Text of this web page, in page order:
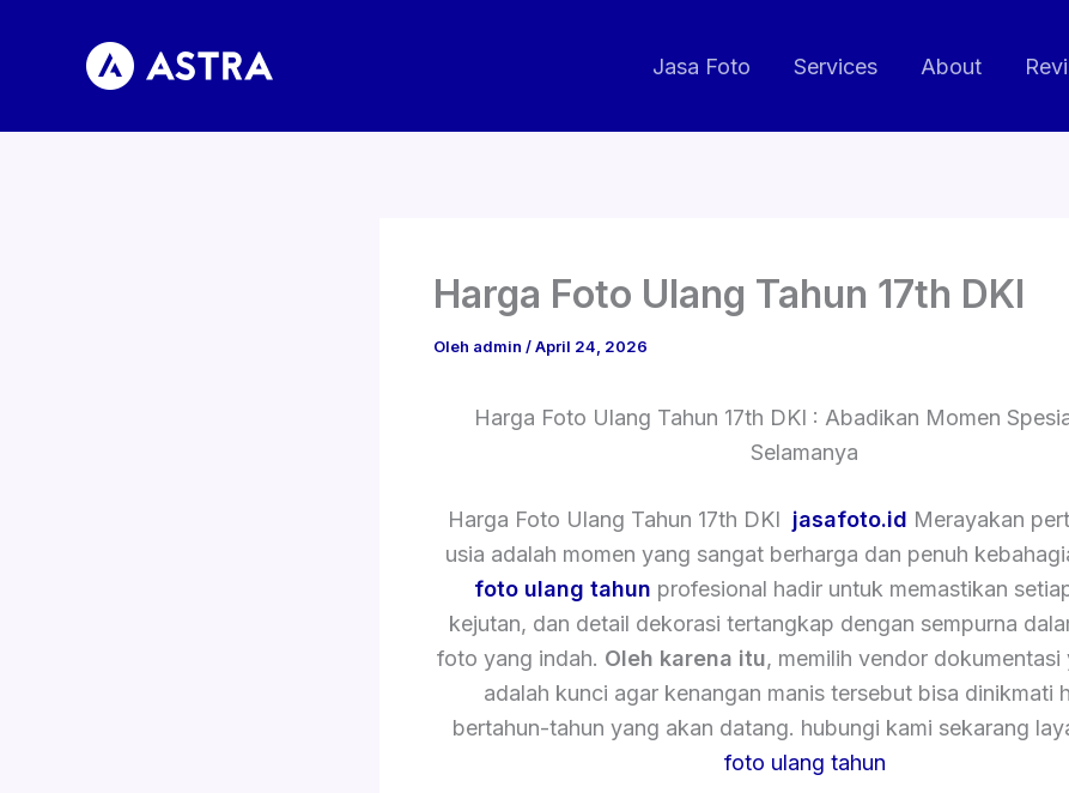
Jasa Foto Services About
Harga Foto Ulang Tahun 17th DKI
Oleh admin /April 24, 2026
Harga Foto Ulang Tahun 17th DKI : Abadikan Momen
Selamanya
Harga Foto Ulang Tahun 17th DKI jasafoto.id Merayakan
usia adalah momen yang sangat berharga dan penuh
foto ulang tahun profesional hadir untuk memastikan
kejutan, dan detail dekorasi tertangkap dengan sempurna
foto yang indah. Oleh karena itu, memilih vendor
adalah kunci agar kenangan manis tersebut bisa dinikmati
bertahun-tahun yang akan datang. hubungi kami sekarang
foto ulang tahun